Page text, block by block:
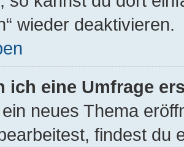
wieder deaktivieren.
ich eine Umfrage
neues Thema
findest du